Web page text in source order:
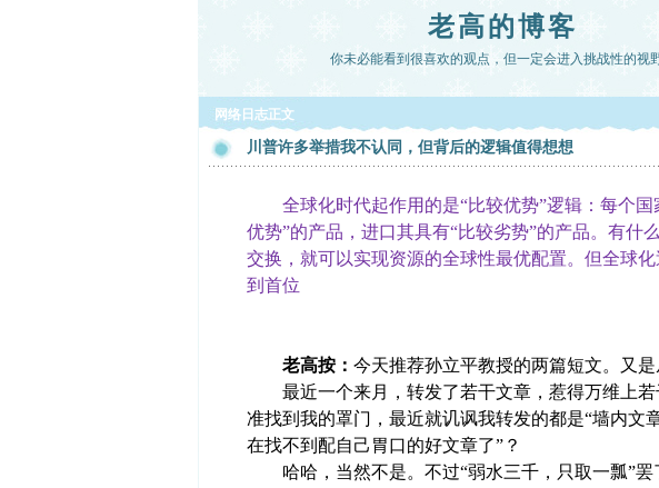
老高的博客
你未必能看到很喜欢的观点，但一定会进入挑战性的视野
网络日志正文
川普许多举措我不认同，但背后的逻辑值得想想
全球化时代起作用的是“比较优势”逻辑：每个国
优势”的产品，进口其具有“比较劣势”的产品。有什
交换，就可以实现资源的全球性最优配置。但全球
到首位
老高按： 今天推荐孙立平教授的两篇短文。又是
最近一个来月，转发了若干文章，惹得万维上若
准找到我的罩门，最近就讥讽我转发的都是“墙内文
在找不到配自己胃口的好文章了”？
哈哈，当然不是。不过“弱水三千，只取一瓢”